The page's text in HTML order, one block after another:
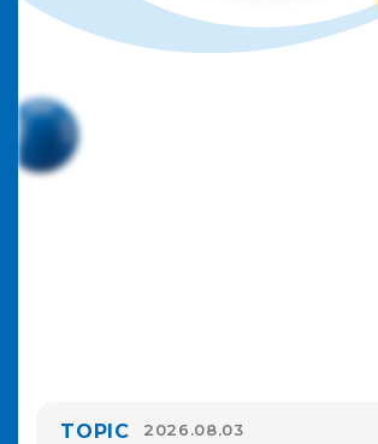
TOPIC 2026.08.03